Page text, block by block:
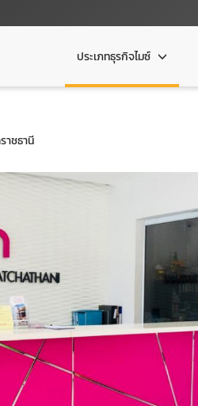
ประเภทธุรกิจไมซ์
าชธานี